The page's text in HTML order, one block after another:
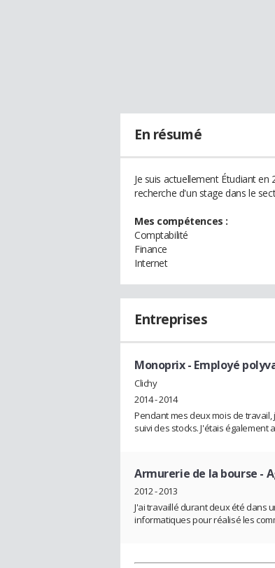
En résumé
Je suis actuellement Étudiant
recherche d'un stage dans le
Mes compétences :
Comptabilité
Finance
Internet
Entreprises
Monoprix- Employé
Clichy
2014 - 2014
Pendant mes deux mois de
suivi des stocks. J'étais également
Armurerie de la bourse -
2012 - 2013
J'ai travaillé durant deux été dans
informatiques pour réalisé les